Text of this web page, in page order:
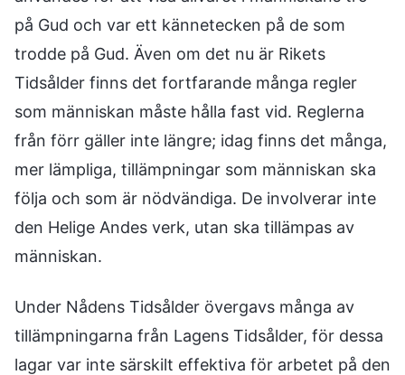
på Gud och var ett kännetecken på de som
trodde på Gud. Även om det nu är Rikets
Tidsålder finns det fortfarande många regler
som människan måste hålla fast vid. Reglerna
från förr gäller inte längre; idag finns det många,
mer lämpliga, tillämpningar som människan ska
följa och som är nödvändiga. De involverar inte
den Helige Andes verk, utan ska tillämpas av
människan.
Under Nådens Tidsålder övergavs många av
tillämpningarna från Lagens Tidsålder, för dessa
lagar var inte särskilt effektiva för arbetet på den